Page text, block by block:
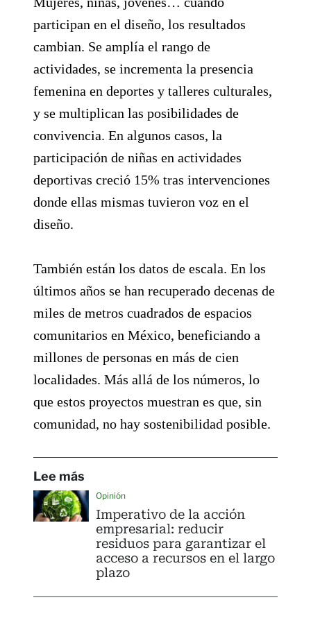
participan en el diseño, los resultados
cambian. Se amplía el rango de
actividades, se incrementa la presencia
femenina en deportes y talleres culturales,
y se multiplican las posibilidades de
convivencia. En algunos casos, la
participación de niñas en actividades
deportivas creció 15% tras intervenciones
donde ellas mismas tuvieron voz en el
diseño.
También están los datos de escala. En los
últimos años se han recuperado decenas de
miles de metros cuadrados de espacios
comunitarios en México, beneficiando a
millones de personas en más de cien
localidades. Más allá de los números, lo
que estos proyectos muestran es que, sin
comunidad, no hay sostenibilidad posible.
Lee más
Opinión
Imperativo de la acción
empresarial: reducir
residuos para garantizar el
acceso a recursos en el largo
plazo